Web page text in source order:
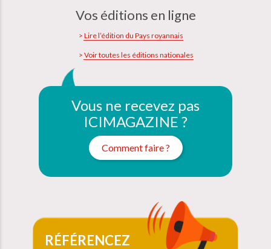
Vos éditions en ligne
Lire l’édition du Pays royannais
Voir toutes les éditions nationales
Vous ne recevez pas
ICIMAGAZINE ?
Comment faire ?
RÉFÉRENCEZ